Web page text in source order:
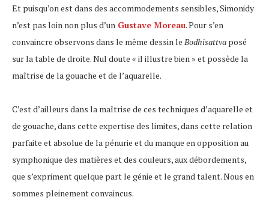
Et puisqu’on est dans des accommodements sensibles, Simonidy
n’est pas loin non plus d’un Gustave Moreau. Pour s’en
convaincre observons dans le même dessin le Bodhisattva posé
sur la table de droite. Nul doute « il illustre bien » et possède la
maîtrise de la gouache et de l’aquarelle.
C’est d’ailleurs dans la maîtrise de ces techniques d’aquarelle et
de gouache, dans cette expertise des limites, dans cette relation
parfaite et absolue de la pénurie et du manque en opposition au
symphonique des matières et des couleurs, aux débordements,
que s’expriment quelque part le génie et le grand talent. Nous en
sommes pleinement convaincus.